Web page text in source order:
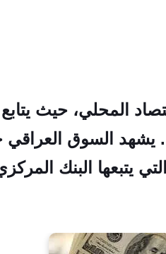
المحلي، حيث يتابع
يشهد السوق
يتبعها البنك